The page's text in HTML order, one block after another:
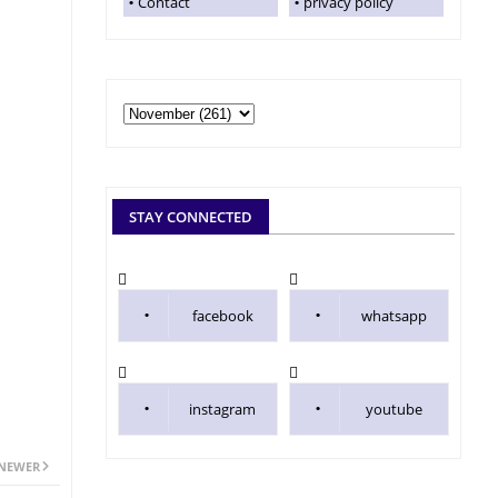
STAY CONNECTED
facebook whatsapp
instagram youtube